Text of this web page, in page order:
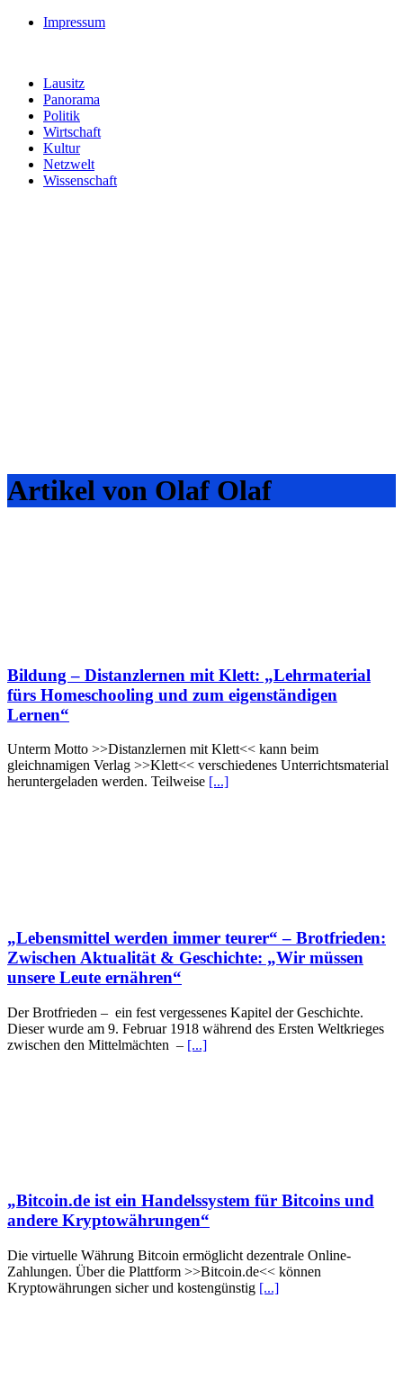
Impressum
Lausitz
Panorama
Politik
Wirtschaft
Kultur
Netzwelt
Wissenschaft
Artikel von Olaf Olaf
Bildung – Distanzlernen mit Klett: „Lehrmaterial
fürs Homeschooling und zum eigenständigen
Lernen“
Unterm Motto >>Distanzlernen mit Klett<< kann beim
gleichnamigen Verlag >>Klett<< verschiedenes Unterrichtsmaterial
heruntergeladen werden. Teilweise [...]
„Lebensmittel werden immer teurer“ – Brotfrieden:
Zwischen Aktualität & Geschichte: „Wir müssen
unsere Leute ernähren“
Der Brotfrieden – ein fest vergessenes Kapitel der Geschichte.
Dieser wurde am 9. Februar 1918 während des Ersten Weltkrieges
zwischen den Mittelmächten – [...]
„Bitcoin.de ist ein Handelssystem für Bitcoins und
andere Kryptowährungen“
Die virtuelle Währung Bitcoin ermöglicht dezentrale Online-
Zahlungen. Über die Plattform >>Bitcoin.de<< können
Kryptowährungen sicher und kostengünstig [...]